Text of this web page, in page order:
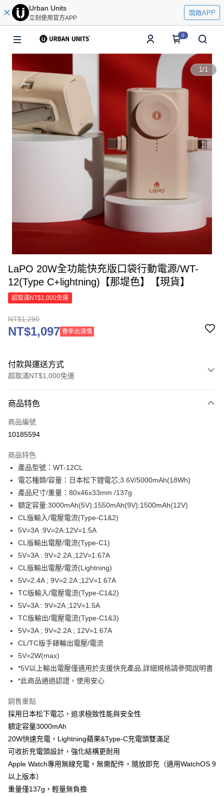
Urban Units
立刻使用官方APP
開啟APP
0
1/1
LaPO 20W全功能快充版口袋行動電源/WT-
12(Type C+lightning)【那堤色】【現貨】
超取滿NT$1,000免運
NT$1,290
NT$1,097 春季出清價
付款與運送方式
超取滿NT$1,000免運
信用卡一次付款
信用卡分期付款
合作金庫商業銀行
華南商業銀行
上海商業儲蓄銀行
台北富邦商業銀行
國泰世華商業銀行
兆豐國際商業銀行
臺灣中小企業銀行
台中商業銀行
匯豐（台灣）商業銀行
聯邦商業銀行
元大商業銀行
玉山商業銀行
台新國際商業銀行
台灣樂天信用卡公司
6 期 0 利率 每期
華南商業銀行
上海商業儲蓄銀行
台北富邦商業銀行
國泰世華商業銀行
兆豐國際商業銀行
臺灣中小企業銀行
匯豐（台灣）商業銀行
聯邦商業銀行
元大商業銀行
玉山商業銀行
台新國際商業銀行
台灣樂天信用卡公司
LINE Pay
Apple Pay
ATM付款
運送方式
付款後全家取貨
每筆NT$80，滿NT$1,000(含以上)免運費
付款後7-11取貨
每筆NT$80，滿NT$1,000(含以上)免運費
黑貓宅急便
每筆NT$120，滿NT$1,000(含以上)免運費
黑貓宅配(離島)
每筆NT$250，滿NT$2,000(含以上)免運費
付款後門市自取
每筆NT$120，滿NT$1,000(含以上)免運費
商品特色
商品編號
10185594
商品特色
產品型號：WT-12CL
電芯種類/容量：日本松下鋰電芯;3.6V/5000mAh(18Wh)
產品尺寸/重量：80x46x33mm /137g
額定容量:3000mAh(5V);1550mAh(9V);1500mAh(12V)
CL版輸入/電壓電流(Type-C1&2)
5V=3A :9V=2A:12V=1.5A
CL版輸出電壓/電流(Type-C1)
5V=3A : 9V=2.2A ;12V=1.67A
CL版輸出電壓/電流(Lightning)
5V=2.4A ; 9V=2.2A ;12V=1.67A
TC版輸入/電壓電流(Type-C1&2)
5V=3A : 9V=2A ;12V=1.5A
TC版輸出/電壓電流(Type-C1&3)
5V=3A ; 9V=2.2A ; 12V=1.67A
CL/TC版手錶輪出電壓/電流
5V=2W(max)
*5V以上輸出電壓僅適用於支援快充產品,詳細規格請參閱說明書
*此商品通過認證，使用安心
銷售重點
採用日本松下電芯，追求極致性能與安全性
額定容量3000mAh
20W快速充電，Lightning蘋果&Type-C充電頭雙滿足
可收折充電頭設計，強化結構更耐用
Apple Watch專用無線充電，無需配件，隨放即充（適用WatchOS 9
以上版本）
重量僅137g，輕量無負擔